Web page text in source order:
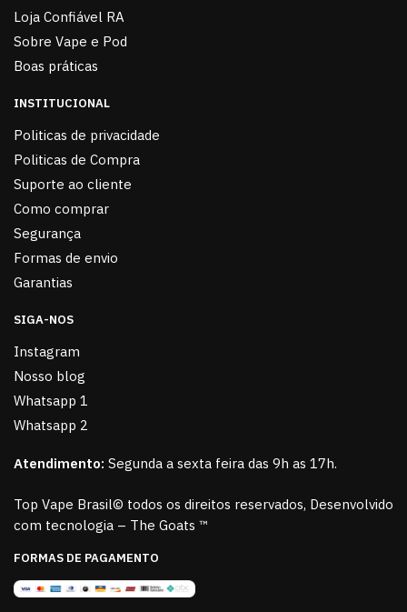
Loja Confiável RA
Sobre Vape e Pod
Boas práticas
INSTITUCIONAL
Politicas de privacidade
Politicas de Compra
Suporte ao cliente
Como comprar
Segurança
Formas de envio
Garantias
SIGA-NOS
Instagram
Nosso blog
Whatsapp 1
Whatsapp 2
Atendimento: Segunda a sexta feira das 9h as 17h.
Top Vape Brasil© todos os direitos reservados, Desenvolvido
com tecnologia – The Goats ™
FORMAS DE PAGAMENTO